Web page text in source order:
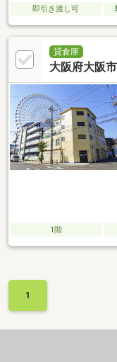
即引き渡し可
貸倉庫
大阪府大阪
1階
1